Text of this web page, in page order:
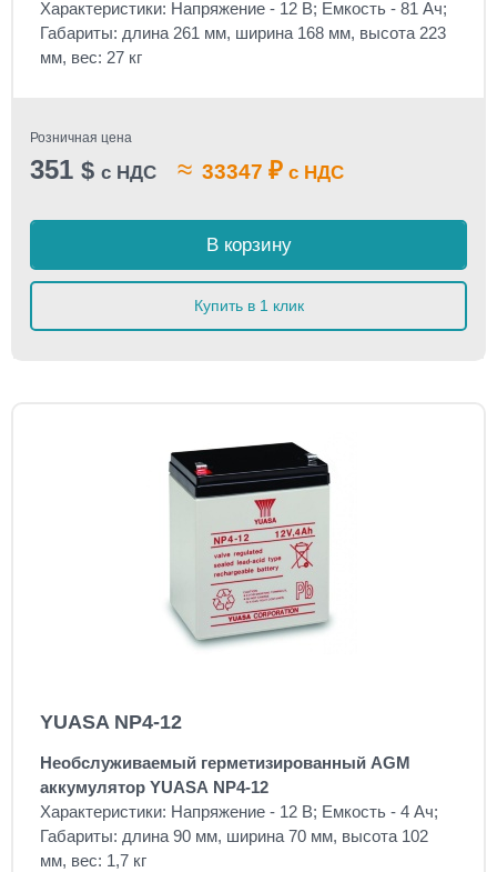
Характеристики: Напряжение - 12 В; Емкость - 81 Ач;
Габариты: длина 261 мм, ширина 168 мм, высота 223
мм, вес: 27 кг
Розничная цена
351 $ с НДС ≈ 33347 ₽ с НДС
В корзину
Купить в 1 клик
YUASA NP4-12
Необслуживаемый герметизированный AGM
аккумулятор YUASA NP4-12
Характеристики: Напряжение - 12 В; Емкость - 4 Ач;
Габариты: длина 90 мм, ширина 70 мм, высота 102
мм, вес: 1,7 кг